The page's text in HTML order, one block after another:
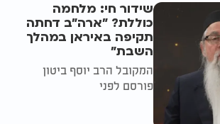
שידור חי: מלחמה
כוללת? ״ארה"ב דחתה
תקיפה באיראן במהלך
השבת״
המקובל הרב יוסף ביטון
פורסם לפני